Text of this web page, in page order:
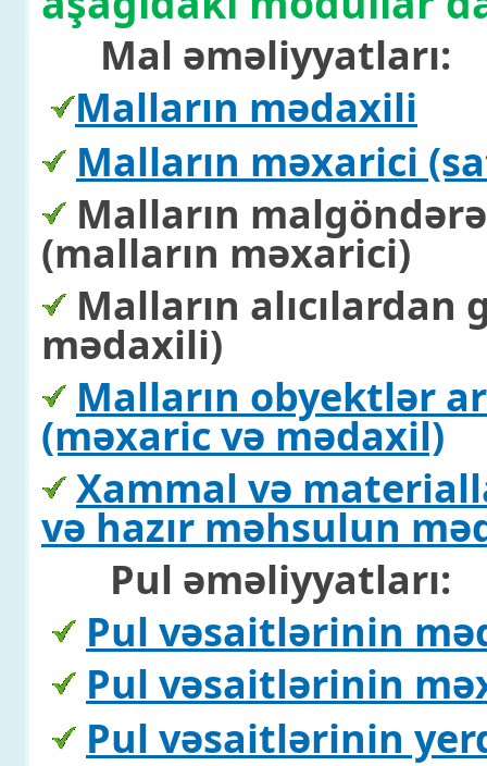
Mal əməliyyatları:
Malların mədaxili
Malların məxarici
Malların
(malların məxarici)
Malların alıcılardan
mədaxili)
Malların obyektlər
(məxaric və mədaxil)
Xammal və
və hazır məhsulun
Pul əməliyyatları:
Pul vəsaitlərinin
Pul vəsaitlərinin
Pul vəsaitlərinin